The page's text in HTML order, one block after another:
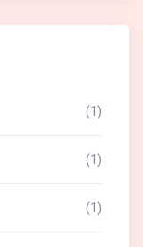
(1)
(1)
(1)